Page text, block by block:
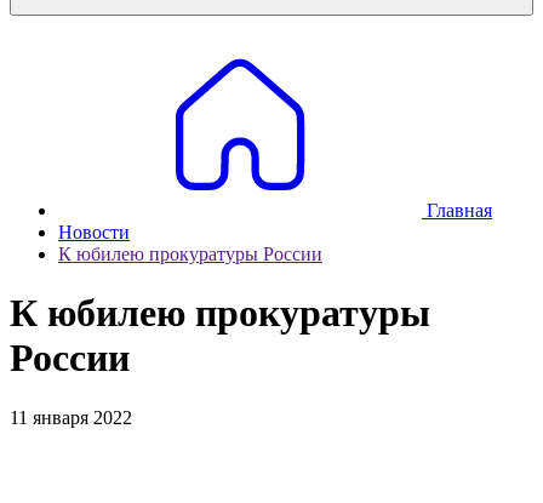
Главная
Новости
К юбилею прокуратуры России
К юбилею прокуратуры
России
11 января 2022